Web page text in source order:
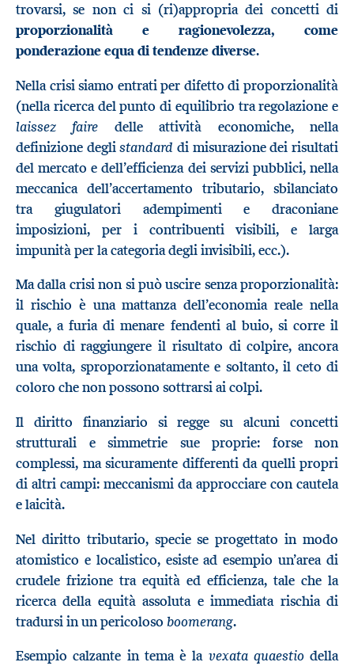
trovarsi, se non ci si (ri)appropria dei concetti di
proporzionalità e ragionevolezza, come
ponderazione equa di tendenze diverse.
Nella crisi siamo entrati per difetto di proporzionalità
(nella ricerca del punto di equilibrio tra regolazione e
laissez faire delle attività economiche, nella
definizione deglistandard di misurazione dei risultati
del mercato e dell’efficienza dei servizi pubblici, nella
meccanica dell’accertamento tributario, sbilanciato
tra giugulatori adempimenti e draconiane
imposizioni, per i contribuenti visibili, e larga
impunità per la categoria degli invisibili, ecc.).
Ma dalla crisi non si può uscire senza proporzionalità:
il rischio è una mattanza dell’economia reale nella
quale, a furia di menare fendenti al buio, si corre il
rischio di raggiungere il risultato di colpire, ancora
una volta, sproporzionatamente e soltanto, il ceto di
coloro che non possono sottrarsi ai colpi.
Il diritto finanziario si regge su alcuni concetti
strutturali e simmetrie sue proprie: forse non
complessi, ma sicuramente differenti da quelli propri
di altri campi: meccanismi da approcciare con cautela
e laicità.
Nel diritto tributario, specie se progettato in modo
atomistico e localistico, esiste ad esempio un’area di
crudele frizione tra equità ed efficienza, tale che la
ricerca della equità assoluta e immediata rischia di
tradursi in un pericoloso boomerang.
Esempio calzante in tema è la vexata quaestiodella